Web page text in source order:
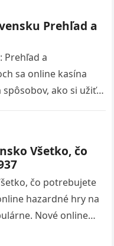
Prehľad a
Prehľad a
sa online kasína
ako si užiť
Všetko, čo
čo potrebujete
hazardné hry na
Nové online